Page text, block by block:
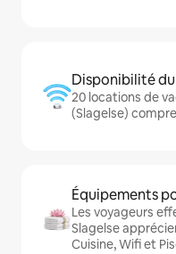
Disponibilité
20 locations de
(Slagelse)
Équipements
Les voyageurs
Slagelse
Cuisine, Wifi et